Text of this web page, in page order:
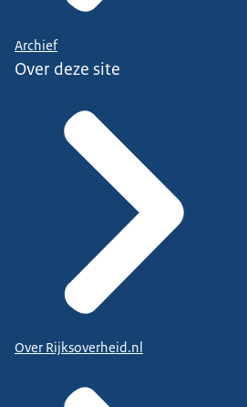
Archief
Over deze site
Over Rijksoverheid.nl